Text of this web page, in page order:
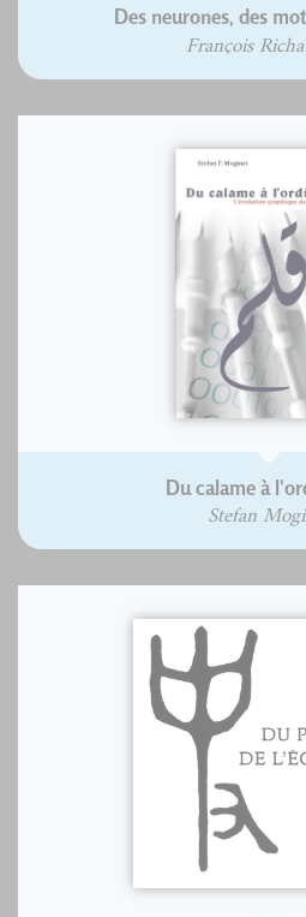
Des neurones, des
François
Du calame à
Stefan